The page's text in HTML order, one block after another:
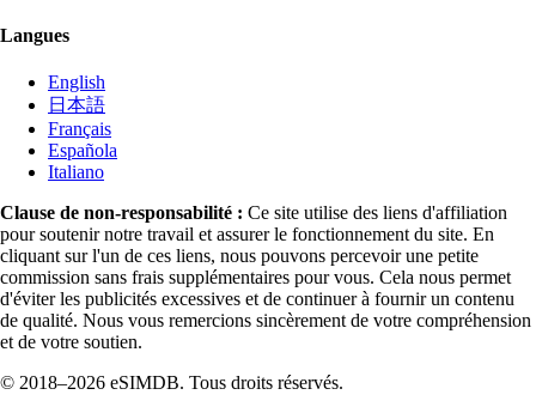
Langues
English
日本語
Français
Española
Italiano
Clause de non-responsabilité : Ce site utilise des liens d'affiliation
pour soutenir notre travail et assurer le fonctionnement du site. En
cliquant sur l'un de ces liens, nous pouvons percevoir une petite
commission sans frais supplémentaires pour vous. Cela nous permet
d'éviter les publicités excessives et de continuer à fournir un contenu
de qualité. Nous vous remercions sincèrement de votre compréhension
et de votre soutien.
© 2018–2026 eSIMDB. Tous droits réservés.